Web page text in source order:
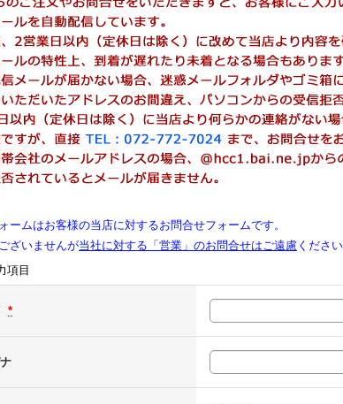
ムはお客様の当店に対するお問合せフォームです。
ざいませんが当社に対する「営業」のお問合せはご遠慮 ください
項目
*